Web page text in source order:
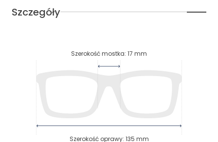
Szczegóły
Szerokość mostka: 17 mm
Szerokość oprawy: 135 mm